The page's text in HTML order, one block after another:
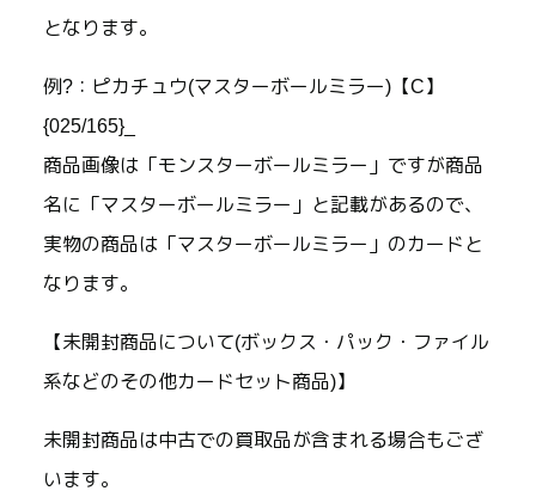
となります。
例?：ピカチュウ(マスターボールミラー)【C】
{025/165}_
商品画像は「モンスターボールミラー」ですが商品
名に「マスターボールミラー」と記載があるので、
実物の商品は「マスターボールミラー」のカードと
なります。
【未開封商品について(ボックス・パック・ファイル
系などのその他カードセット商品)】
未開封商品は中古での買取品が含まれる場合もござ
います。